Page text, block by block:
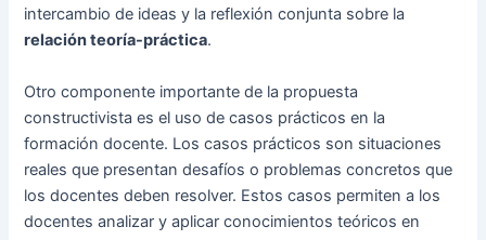
intercambio de ideas y la reflexión conjunta sobre la
relación teoría-práctica.
Otro componente importante de la propuesta
constructivista es el uso de casos prácticos en la
formación docente. Los casos prácticos son situaciones
reales que presentan desafíos o problemas concretos que
los docentes deben resolver. Estos casos permiten a los
docentes analizar y aplicar conocimientos teóricos en